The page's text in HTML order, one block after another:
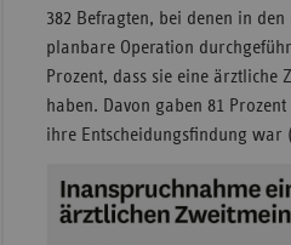
382 Befragten, bei denen in den
planbare Operation
Prozent, dass sie eine ärztliche
haben. Davon gaben 81
ihre Entscheidungsfindung war